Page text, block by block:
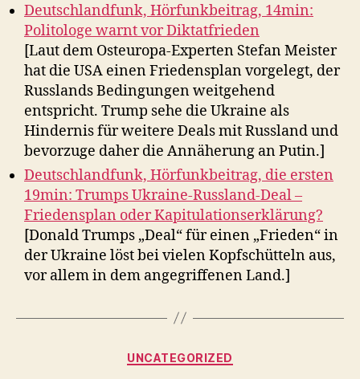
Deutschlandfunk, Hörfunkbeitrag, 14min:
Politologe warnt vor Diktatfrieden
[Laut dem Osteuropa-Experten Stefan Meister
hat die USA einen Friedensplan vorgelegt, der
Russlands Bedingungen weitgehend
entspricht. Trump sehe die Ukraine als
Hindernis für weitere Deals mit Russland und
bevorzuge daher die Annäherung an Putin.]
Deutschlandfunk, Hörfunkbeitrag, die ersten
19min: Trumps Ukraine-Russland-Deal –
Friedensplan oder Kapitulationserklärung?
[Donald Trumps „Deal“ für einen „Frieden“ in
der Ukraine löst bei vielen Kopfschütteln aus,
vor allem in dem angegriffenen Land.]
Kategorien
UNCATEGORIZED